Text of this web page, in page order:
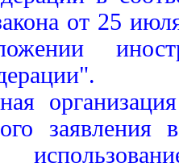
от 25
заявления